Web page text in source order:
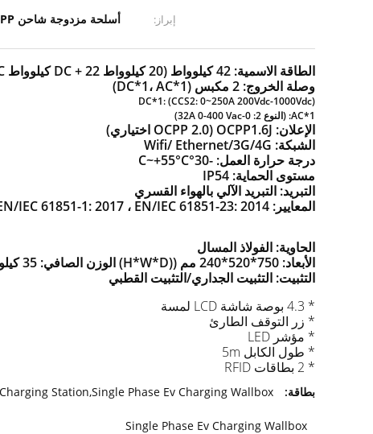
إبراز: أسلحة مزدوجة شاحن OCPP مزدوج الشاشة
الطاقة الاسمية: 42 كيلوواط (20 كيلوواط DC + 22 كيلوواط AC)
وصلة الخروج: 2 مكبس (DC*1، AC*1)
DC*1: (CCS2: 0~250A 200Vdc-1000Vdc)
AC*1: (النوع 2: 0-32A 0-400 Vac)
الإعلان: OCPP1.6J (OCPP 2.0 اختياري)
الشبكة: Wifi/ Ethernet/3G/4G
درجة حرارة العمل: -30°C~+55°C
مستوى الحماية: IP54
التبريد: التبريد الآلي بالهواء القسري
المعايير: EN/IEC 61851-1: 2017 ، EN/IEC 61851-23: 2014
الحاوية: الفولاذ المسال
الأبعاد: 750*520*240 مم ((H*W*D) الوزن الصافي: 35 كيلوغرام
التثبيت: التثبيت الجداري/التثبيت القطبي
* 4.3 بوصة شاشة LCD لمسة
* زر التوقف الطارئ
* مؤشر LED
* طول الكابل 5m
* 2 بطاقات RFID
بطاقة: Station,Single Phase Ev Charging Wallbox
Single Phase Ev Charging Wallbox